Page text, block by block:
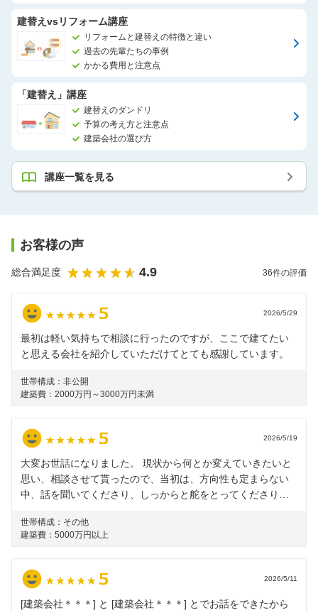
建替えvsリフォーム講座
リフォームと建替えの特徴と違い
過去の先輩たちの事例
かかる費用と注意点
「建替え」講座
建替えのダンドリ
予算の考え方と注意点
建築会社の選び方
講座一覧を見る
お客様の声
総合満足度 4.9 36件の評価
2026/5/29
最初は軽い気持ちで相談に行ったのですが、ここで建てたい
と思える会社を紹介していただけてとても感謝しています。
世帯構成： 非公開
建築費： 2000万円～3000万円未満
2026/5/19
大変お世話になりました。 現状から何とか変えていきたいと
思い、相談させて貰ったので、当初は、方向性も定まらない
中、話を聞いてくださり、しっからと舵をとってくださり、
ドバイザーさん、鳳アリオ店のアドバイザーさん、大変お世
話になりました。ありがとうございました。
世帯構成： その他
建築費： 5000万円以上
2026/5/11
[建築会社＊＊＊] と [建築会社＊＊＊] とでお話をできたから